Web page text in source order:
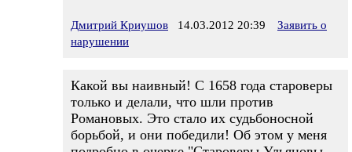
Дмитрий Криушов 14.03.2012 20:39
Заявить о
нарушении
Какой вы наивный! С 1658 года староверы
только и делали, что шли против
Романовых. Это стало их судьбоносной
борьбой, и они победили! Об этом у меня